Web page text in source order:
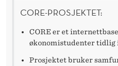
CORE-PROSJEKTET:
CORE er et
økonomistudenter tidlig
Prosjektet bruker